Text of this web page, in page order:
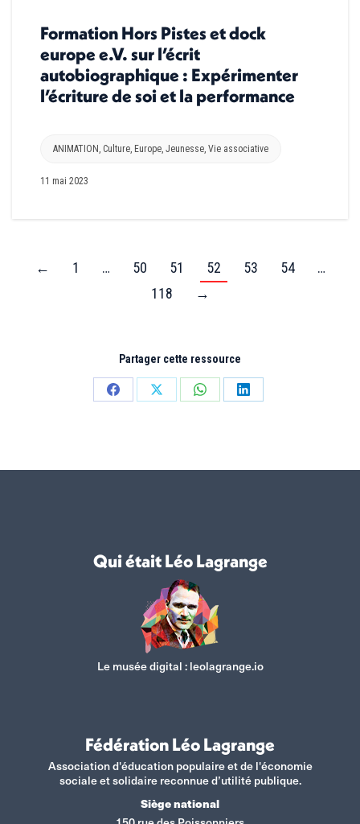
Formation Hors Pistes et dock
europe e.V. sur l’écrit
autobiographique : Expérimenter
l’écriture de soi et la performance
ANIMATION , Culture, Europe, Jeunesse, Vie associative
11 mai 2023
← 1 … 50 51 52 53 54
…
118
→
Partager cette ressource
PartagerPartagerPartagerPartager
Qui était Léo Lagrange
Le musée digital :leolagrange.io
Fédération Léo Lagrange
Association d'éducation populaire et de l'économie
sociale et solidaire reconnue d’utilité publique.
Siège national